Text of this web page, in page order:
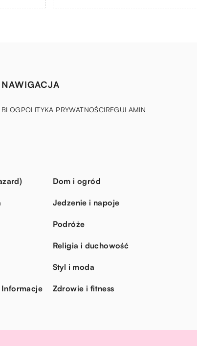
NAWIGACJA
BLOGPOLITYKA PRYWATNOŚCIREGULAMIN
Dom i ogród
Jedzenie i napoje
Podróże
Religia i duchowość
Styl i moda
Zdrowie i fitness